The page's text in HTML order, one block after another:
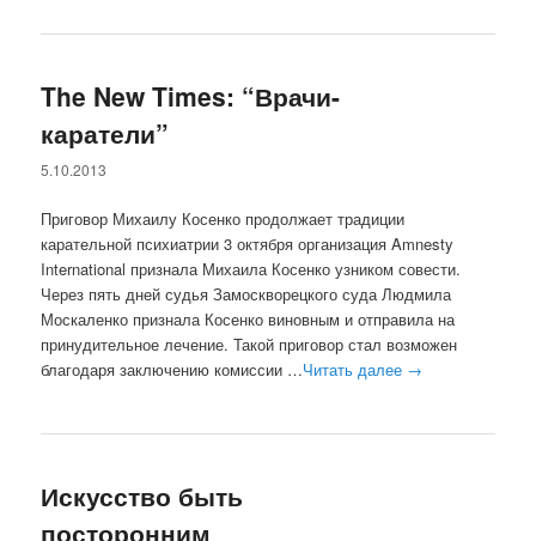
The New Times: “Врачи-
каратели”
5.10.2013
Приговор Михаилу Косенко продолжает традиции
карательной психиатрии 3 октября организация Amnesty
International признала Михаила Косенко узником совести.
Через пять дней судья Замоскворецкого суда Людмила
Москаленко признала Косенко виновным и отправила на
принудительное лечение. Такой приговор стал возможен
благодаря заключению комиссии …Читать далее →
Искусство быть
посторонним